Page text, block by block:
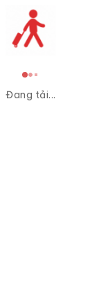
Đang tải...